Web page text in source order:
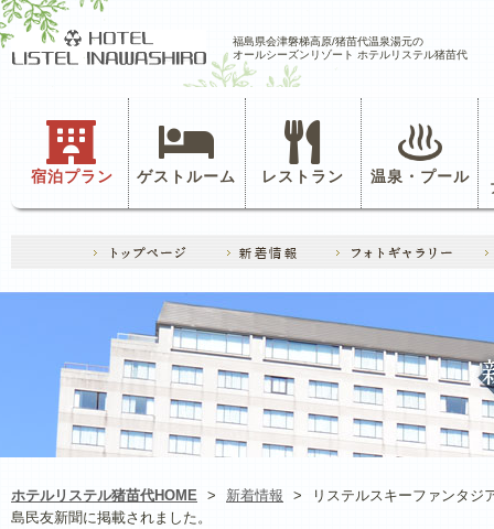
福島県会津磐梯高原/猪苗代温泉湯元の
オールシーズンリゾート ホテルリステル猪苗代
宿泊プラン ゲストルーム レストラン 温泉・プール
ホテルリステル猪苗代HOME > 新着情報 >
リステルスキーファンタジ
島民友新聞に掲載されました。